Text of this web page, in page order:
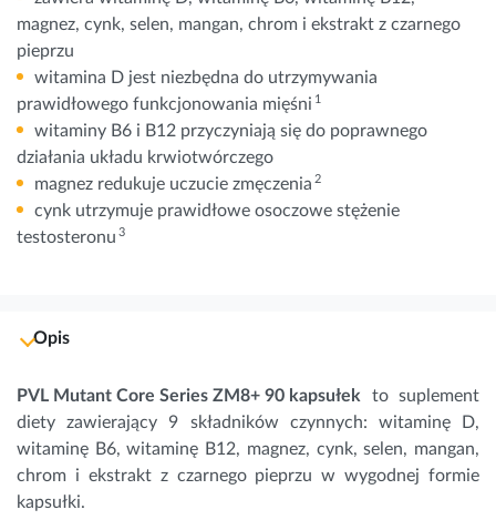
magnez, cynk, selen, mangan, chrom i ekstrakt z czarnego
pieprzu
witamina D jest niezbędna do utrzymywania
prawidłowego funkcjonowania mięśni1
witaminy B6 i B12 przyczyniają się do poprawnego
działania układu krwiotwórczego
magnez redukuje uczucie zmęczenia2
cynk utrzymuje prawidłowe osoczowe stężenie
testosteronu3
Opis
PVL Mutant Core Series ZM8+ 90 kapsułek to suplement
diety zawierający 9 składników czynnych: witaminę D,
witaminę B6, witaminę B12, magnez, cynk, selen, mangan,
chrom i ekstrakt z czarnego pieprzu w wygodnej formie
kapsułki.